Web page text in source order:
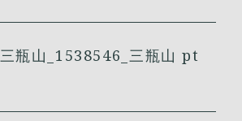
三瓶山_1538546_三瓶山 pt